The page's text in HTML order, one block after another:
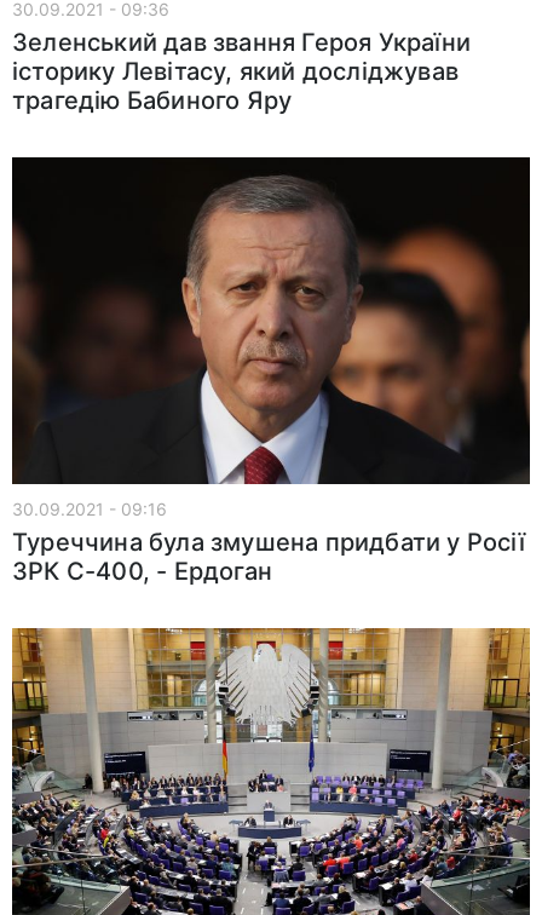
30.09.2021 - 09:36
Зеленський дав звання Героя України
історику Левітасу, який досліджував
трагедію Бабиного Яру
30.09.2021 - 09:16
Туреччина була змушена придбати у Росії
ЗРК С-400, - Ердоган